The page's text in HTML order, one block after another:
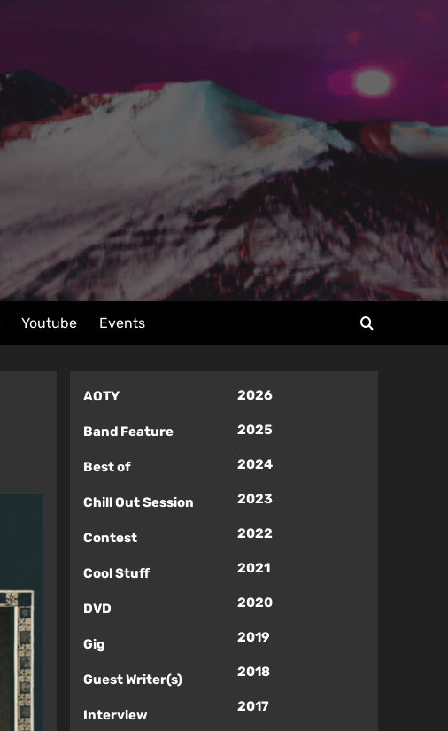
Youtube Events
AOTY
Band Feature
Best of
Chill Out Session
Contest
Cool Stuff
DVD
Gig
Guest Writer(s)
Interview
2026
2025
2024
2023
2022
2021
2020
2019
2018
2017